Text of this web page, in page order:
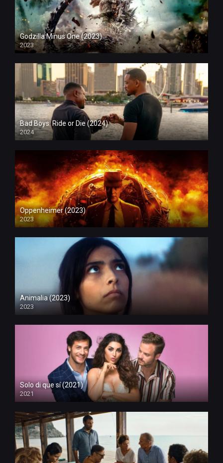
Godzilla Minus One (2023)
2023
Bad Boys: Ride or Die (2024)
2024
Oppenheimer (2023)
2023
Animalia (2023)
2023
Solo di que sí (2021)
2021